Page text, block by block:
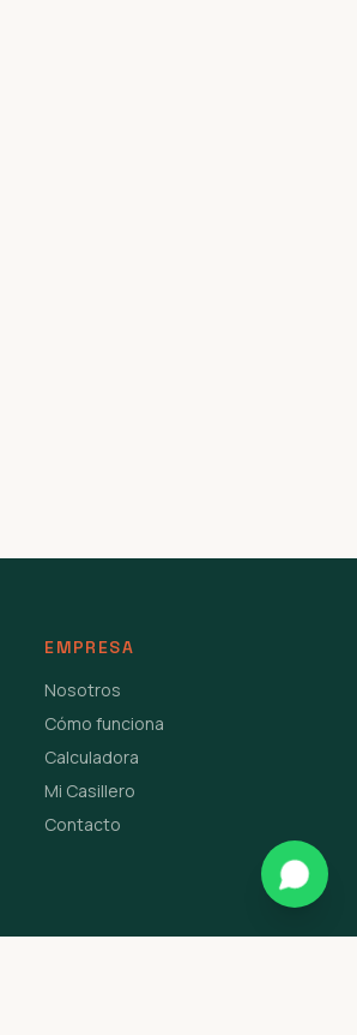
EMPRESA
Nosotros
Cómo funciona
Calculadora
Mi Casillero
Contacto